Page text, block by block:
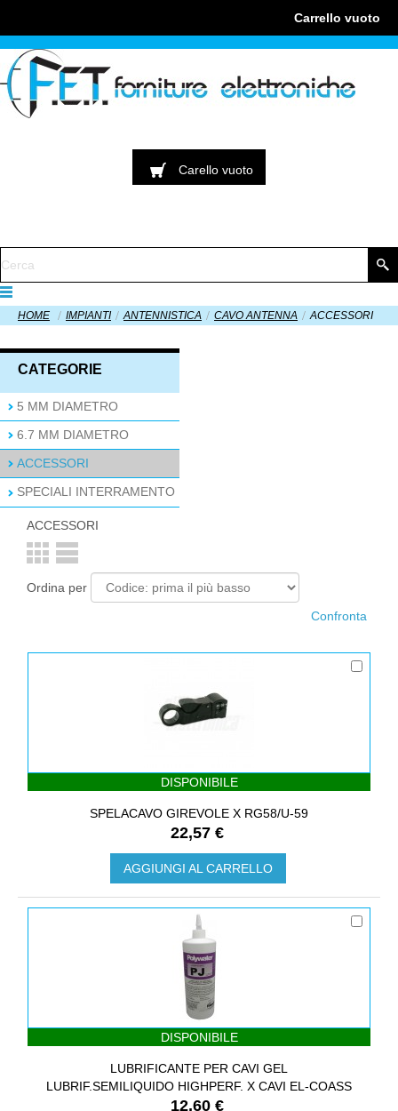
Carrello vuoto
Carello vuoto
HOME IMPIANTI ANTENNISTICA CAVO ANTENNA ACCESSORI
CATEGORIE
5 MM DIAMETRO
6.7 MM DIAMETRO
ACCESSORI
SPECIALI INTERRAMENTO
ACCESSORI
Ordina per
DISPONIBILE
SPELACAVO GIREVOLE X RG58/U-59
22,57 €
AGGIUNGI AL CARRELLO
DISPONIBILE
LUBRIFICANTE PER CAVI GEL
LUBRIF.SEMILIQUIDO HIGHPERF. X CAVI EL-COASS
12,60 €